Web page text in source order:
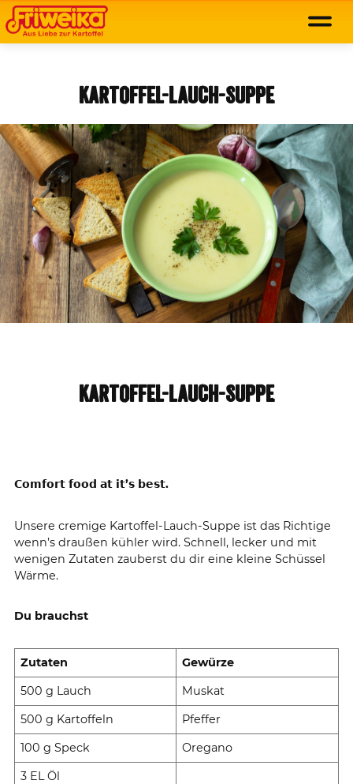
KARTOFFEL-LAUCH-SUPPE
KARTOFFEL-LAUCH-SUPPE
𝗖𝗼𝗺𝗳𝗼𝗿𝘁 𝗳𝗼𝗼𝗱 𝗮𝘁 𝗶𝘁’𝘀 𝗯𝗲𝘀𝘁.
Unsere cremige Kartoffel-Lauch-Suppe ist das Richtige
wenn’s draußen kühler wird. Schnell, lecker und mit
wenigen Zutaten zauberst du dir eine kleine Schüssel
Wärme.
Du brauchst
Zutaten
Gewürze
500 g Lauch
Muskat
500 g Kartoffeln
Pfeffer
100 g Speck
Oregano
3 EL Öl